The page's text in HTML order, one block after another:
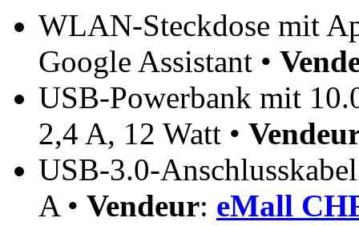
WLAN-Steckdose mit
Google Assistant •
USB-Powerbank mit
2,4 A, 12 Watt •
USB-3.0-
A • Vendeur: eMall